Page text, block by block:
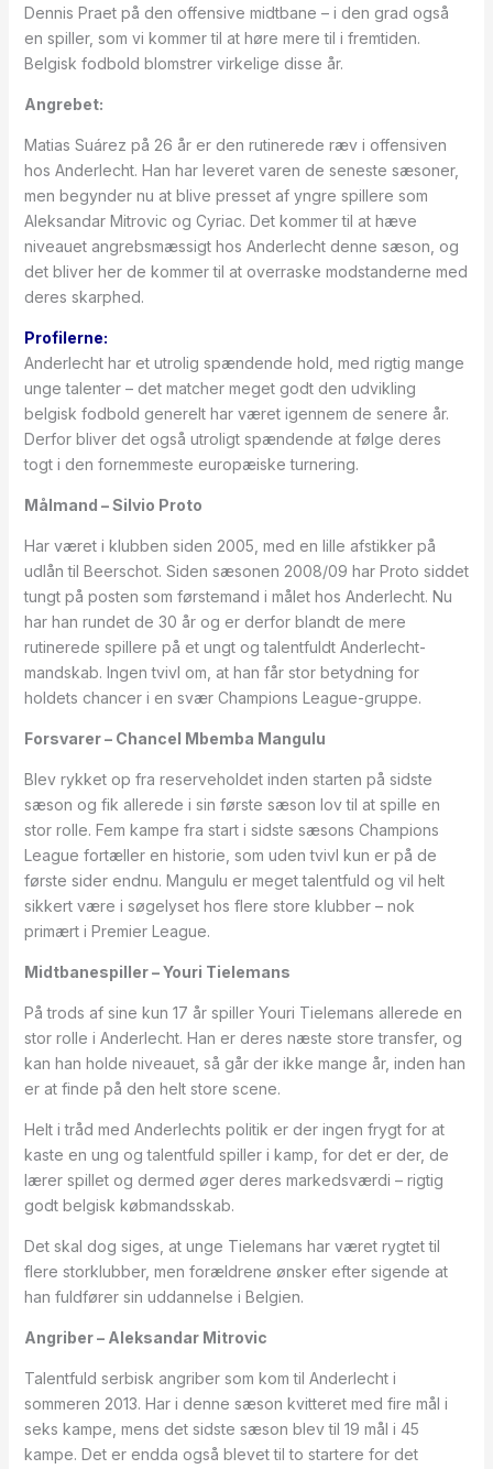
Dennis Praet på den offensive midtbane – i den grad også
en spiller, som vi kommer til at høre mere til i fremtiden.
Belgisk fodbold blomstrer virkelige disse år.
Angrebet:
Matias Suárez på 26 år er den rutinerede ræv i offensiven
hos Anderlecht. Han har leveret varen de seneste sæsoner,
men begynder nu at blive presset af yngre spillere som
Aleksandar Mitrovic og Cyriac. Det kommer til at hæve
niveauet angrebsmæssigt hos Anderlecht denne sæson, og
det bliver her de kommer til at overraske modstanderne med
deres skarphed.
Profilerne:
Anderlecht har et utrolig spændende hold, med rigtig mange
unge talenter – det matcher meget godt den udvikling
belgisk fodbold generelt har været igennem de senere år.
Derfor bliver det også utroligt spændende at følge deres
togt i den fornemmeste europæiske turnering.
Målmand – Silvio Proto
Har været i klubben siden 2005, med en lille afstikker på
udlån til Beerschot. Siden sæsonen 2008/09 har Proto siddet
tungt på posten som førstemand i målet hos Anderlecht. Nu
har han rundet de 30 år og er derfor blandt de mere
rutinerede spillere på et ungt og talentfuldt Anderlecht-
mandskab. Ingen tvivl om, at han får stor betydning for
holdets chancer i en svær Champions League-gruppe.
Forsvarer – Chancel Mbemba Mangulu
Blev rykket op fra reserveholdet inden starten på sidste
sæson og fik allerede i sin første sæson lov til at spille en
stor rolle. Fem kampe fra start i sidste sæsons Champions
League fortæller en historie, som uden tvivl kun er på de
første sider endnu. Mangulu er meget talentfuld og vil helt
sikkert være i søgelyset hos flere store klubber – nok
primært i Premier League.
Midtbanespiller – Youri Tielemans
På trods af sine kun 17 år spiller Youri Tielemans allerede en
stor rolle i Anderlecht. Han er deres næste store transfer, og
kan han holde niveauet, så går der ikke mange år, inden han
er at finde på den helt store scene.
Helt i tråd med Anderlechts politik er der ingen frygt for at
kaste en ung og talentfuld spiller i kamp, for det er der, de
lærer spillet og dermed øger deres markedsværdi – rigtig
godt belgisk købmandsskab.
Det skal dog siges, at unge Tielemans har været rygtet til
flere storklubber, men forældrene ønsker efter sigende at
han fuldfører sin uddannelse i Belgien.
Angriber – Aleksandar Mitrovic
Talentfuld serbisk angriber som kom til Anderlecht i
sommeren 2013. Har i denne sæson kvitteret med fire mål i
seks kampe, mens det sidste sæson blev til 19 mål i 45
kampe. Det er endda også blevet til to startere for det